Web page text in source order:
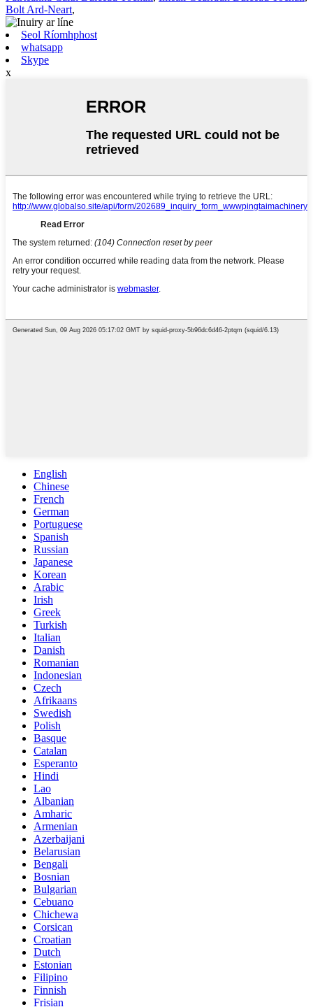
Bolt Ard-Neart,
Seol Ríomhphost
whatsapp
Skype
x
English
Chinese
French
German
Portuguese
Spanish
Russian
Japanese
Korean
Arabic
Irish
Greek
Turkish
Italian
Danish
Romanian
Indonesian
Czech
Afrikaans
Swedish
Polish
Basque
Catalan
Esperanto
Hindi
Lao
Albanian
Amharic
Armenian
Azerbaijani
Belarusian
Bengali
Bosnian
Bulgarian
Cebuano
Chichewa
Corsican
Croatian
Dutch
Estonian
Filipino
Finnish
Frisian